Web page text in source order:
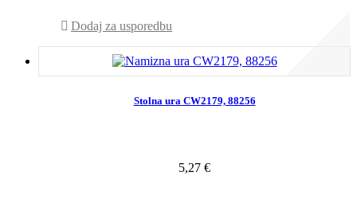
Dodaj za usporedbu
Stolna ura CW2179, 88256
5,27 €